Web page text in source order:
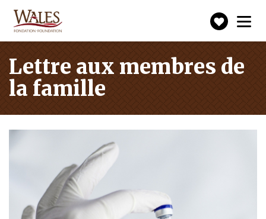
Faire
un
Toggle
navigation
Lettre aux membres de
la famille